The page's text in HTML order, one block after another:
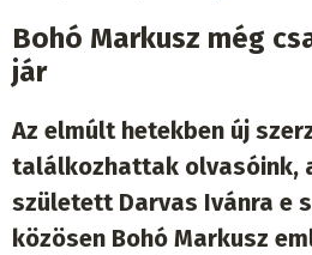
Bohó Markusz még
jár
Az elmúlt hetekben új
találkozhattak olvasóink,
született Darvas Ivánra e
közösen Bohó Markusz